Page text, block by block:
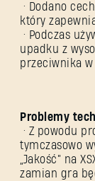
• Dodano
który
• Podczas
upadku z
przeciwnika
Problemy
• Z powodu
tymczasowo
„Jakość” na
zamian gra